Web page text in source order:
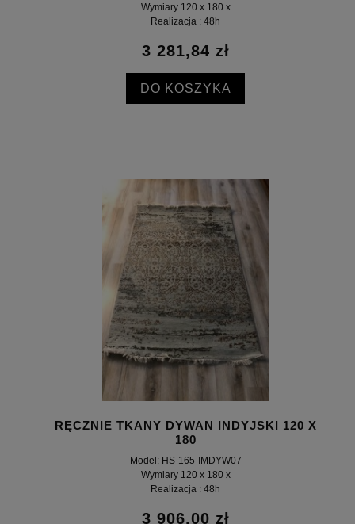
Wymiary 120 x 180 x
Realizacja : 48h
3 281,84 zł
DO KOSZYKA
RĘCZNIE TKANY DYWAN INDYJSKI 120 X
180
Model: HS-165-IMDYW07
Wymiary 120 x 180 x
Realizacja : 48h
3 906,00 zł